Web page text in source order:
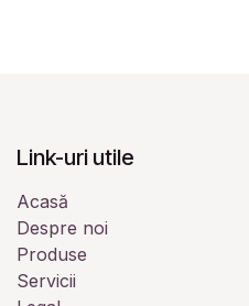
Link-uri utile
Acasă
Despre noi
Produse
Servicii